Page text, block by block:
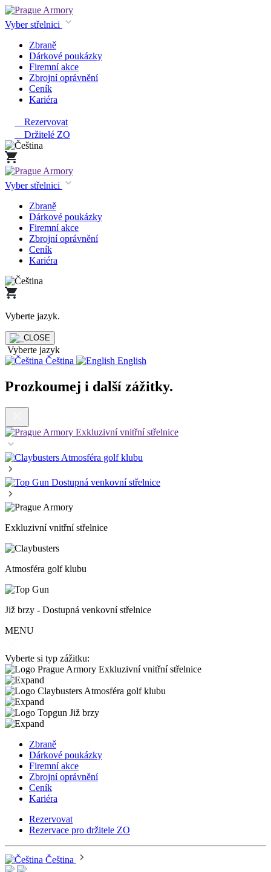
Vyber střelnici
Zbraně
Dárkové poukázky
Firemní akce
Zbrojní oprávnění
Ceník
Kariéra
Rezervovat
Držitelé ZO
Vyber střelnici
Zbraně
Dárkové poukázky
Firemní akce
Zbrojní oprávnění
Ceník
Kariéra
Vyberte jazyk.
Vyberte jazyk
Čeština
English
Prozkoumej i další zážitky.
Exkluzivní vnitřní střelnice
Atmosféra golf klubu
Dostupná venkovní střelnice
Exkluzivní vnitřní střelnice
Atmosféra golf klubu
Již brzy - Dostupná venkovní střelnice
MENU
Vyberte si typ zážitku:
Exkluzivní vnitřní střelnice
Atmosféra golf klubu
Již brzy
Zbraně
Dárkové poukázky
Firemní akce
Zbrojní oprávnění
Ceník
Kariéra
Rezervovat
Rezervace pro držitele ZO
Čeština